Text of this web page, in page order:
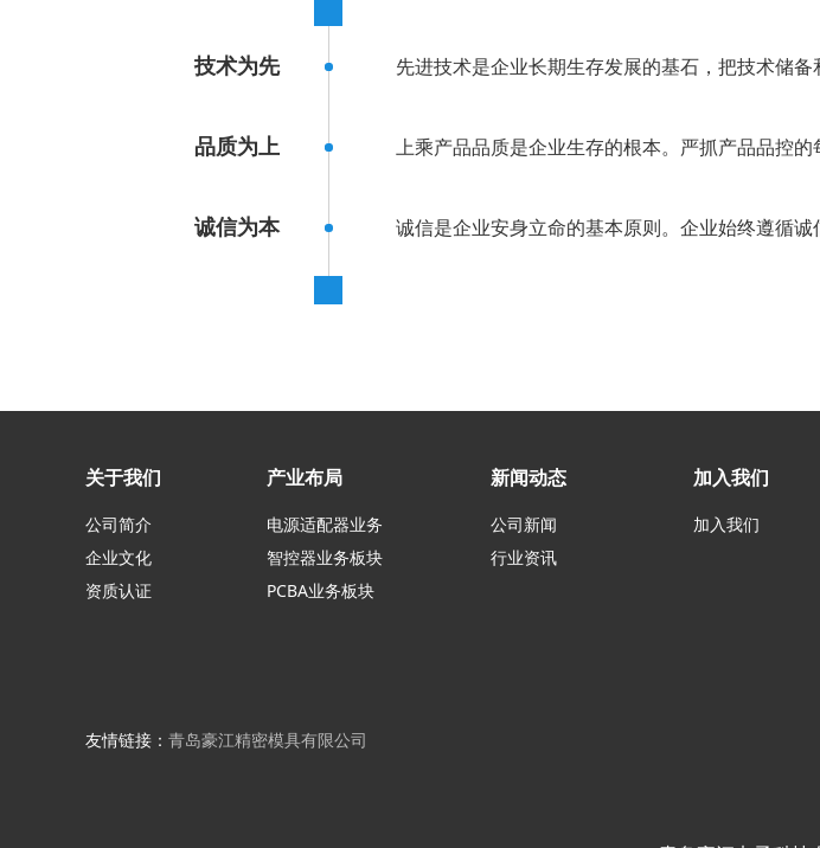
技术为先 先进技术是企业长期生存发展的基石，把技术储备
品质为上 上乘产品品质是企业生存的根本。严抓产品品控的
诚信为本 诚信是企业安身立命的基本原则。企业始终遵循诚
关于我们
公司简介
企业文化
资质认证
产业布局
电源适配器业务
智控器业务板块
PCBA业务板块
新闻动态
公司新闻
行业资讯
加入我们
加入我们
友情链接： 青岛豪江精密模具有限公司